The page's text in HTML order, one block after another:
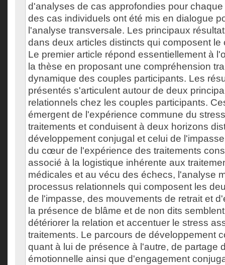
d'analyses de cas approfondies pour
des cas individuels ont été mis en dialogue
l'analyse transversale. Les principaux
dans deux articles distincts qui composent le
Le premier article répond essentiellement à
la thèse en proposant une compréhension
dynamique des couples participants. Les
présentés s'articulent autour de deux
relationnels chez les couples participants.
émergent de l'expérience commune du
traitements et conduisent à deux horizons
développement conjugal et celui de
du cœur de l'expérience des traitements
associé à la logistique inhérente aux
médicales et au vécu des échecs, l'analyse
processus relationnels qui composent les
de l'impasse, des mouvements de retrait et
la présence de blâme et de non dits
détériorer la relation et accentuer le stress
traitements. Le parcours de développement
quant à lui de présence à l'autre, de partage
émotionnelle ainsi que d'engagement